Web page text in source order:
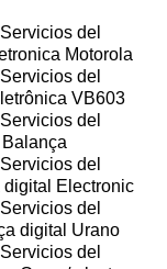
del
Motorola
del
VB603
del
del
digital Electronic
del
digital Urano
del